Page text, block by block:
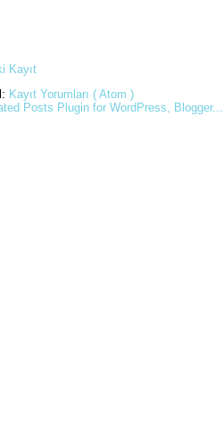
Kayıt
Kayıt Yorumları ( Atom )